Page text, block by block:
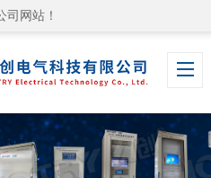
网站！